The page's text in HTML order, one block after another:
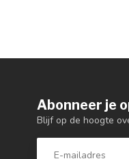
Abonneer je
Blijf op de hoogte